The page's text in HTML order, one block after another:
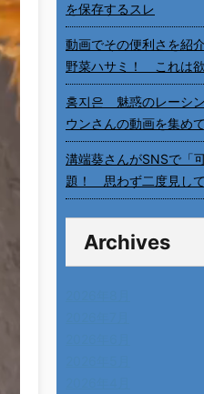
を保存するスレ
動画でその便利さを紹
野菜ハサミ！ これは欲
홍지은 魅惑のレーシ
ウンさんの動画を集め
溝端葵さんがSNSで「
題！ 思わず二度見し
Archives